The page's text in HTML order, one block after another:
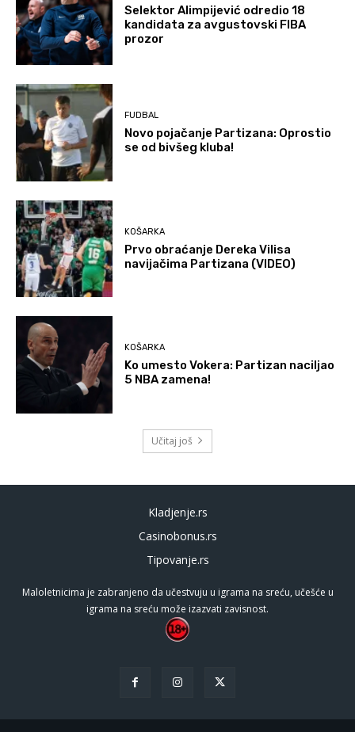
Selektor Alimpijević odredio 18
kandidata za avgustovski FIBA
prozor
FUDBAL
Novo pojačanje Partizana: Oprostio
se od bivšeg kluba!
KOŠARKA
Prvo obraćanje Dereka Vilisa
navijačima Partizana (VIDEO)
KOŠARKA
Ko umesto Vokera: Partizan naciljao
5 NBA zamena!
Učitaj još
Kladjenje.rs
Casinobonus.rs
Tipovanje.rs
Maloletnicima je zabranjeno da učestvuju u igrama na sreću, učešće u
igrama na sreću može izazvati zavisnost.